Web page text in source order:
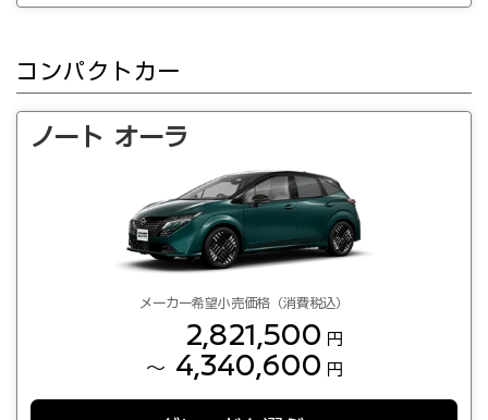
コンパクトカー
ノート オーラ
メーカー希望小売価格（消費税込）
2,821,500 円
～ 4,340,600 円